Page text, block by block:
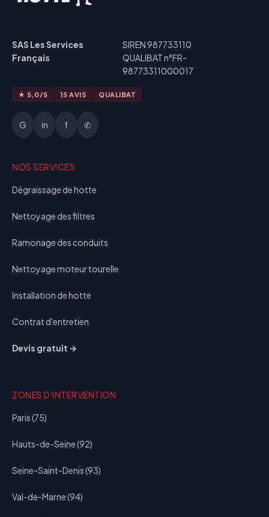
SAS Les Services
Français
SIREN 987733110
QUALIBAT n°FR-
98773311000017
★ 5,0/5 15 AVIS QUALIBAT
G in f ✆
NOS SERVICES
Dégraissage de hotte
Nettoyage des filtres
Ramonage des conduits
Nettoyage moteur tourelle
Installation de hotte
Contrat d'entretien
Devis gratuit →
ZONES D'INTERVENTION
Paris (75)
Hauts-de-Seine (92)
Seine-Saint-Denis (93)
Val-de-Marne (94)